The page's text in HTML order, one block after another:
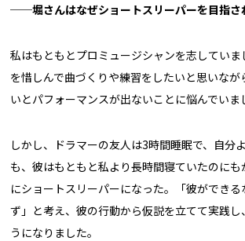
──堀さんはなぜショートスリーパーを目指さ
私はもともとプロミュージシャンを志してい
を惜しんで曲づくりや練習をしたいと思いなが
いとパフォーマンスが出ないことに悩んでいま
しかし、ドラマーの友人は3時間睡眠で、自分
も、彼はもともと私より長時間寝ていたのに
にショートスリーパーになった。「彼ができ
ず」と考え、彼の行動から仮説を立てて実践し
うになりました。